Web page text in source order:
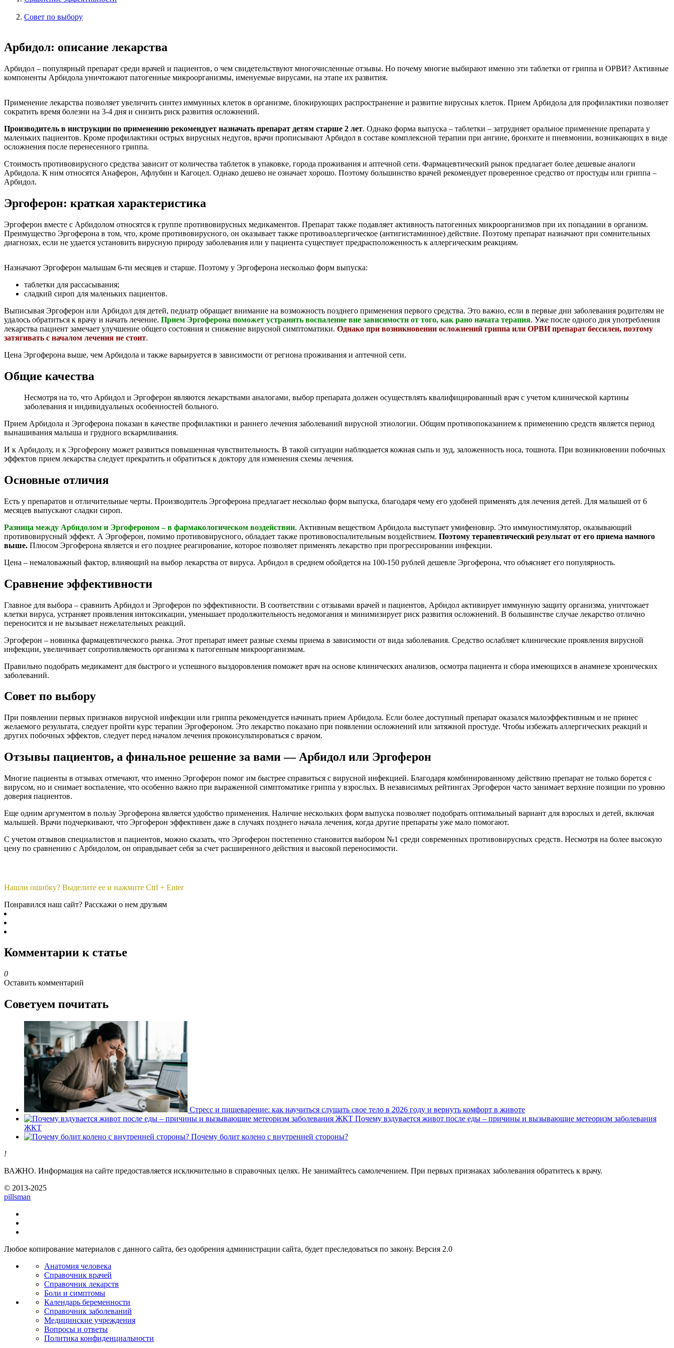
Совет по выбору
Арбидол: описание лекарства
Арбидол – популярный препарат среди врачей и пациентов, о чем свидетельствуют многочисленные отзывы. Но почему многие выбирают именно эти таблетки от гриппа и ОРВИ? Активные
компоненты Арбидола уничтожают патогенные микроорганизмы, именуемые вирусами, на этапе их развития.
Применение лекарства позволяет увеличить синтез иммунных клеток в организме, блокирующих распространение и развитие вирусных клеток. Прием Арбидола для профилактики позволяет
сократить время болезни на 3-4 дня и снизить риск развития осложнений.
Производитель в инструкции по применению рекомендует назначать препарат детям старше 2 лет. Однако форма выпуска – таблетки – затрудняет оральное применение препарата у
маленьких пациентов. Кроме профилактики острых вирусных недугов, врачи прописывают Арбидол в составе комплексной терапии при ангине, бронхите и пневмонии, возникающих в виде
осложнения после перенесенного гриппа.
Стоимость противовирусного средства зависит от количества таблеток в упаковке, города проживания и аптечной сети. Фармацевтический рынок предлагает более дешевые аналоги
Арбидола. К ним относятся Анаферон, Афлубин и Кагоцел. Однако дешево не означает хорошо. Поэтому большинство врачей рекомендует проверенное средство от простуды или гриппа –
Арбидол.
Эргоферон: краткая характеристика
Эргоферон вместе с Арбидолом относятся к группе противовирусных медикаментов. Препарат также подавляет активность патогенных микроорганизмов при их попадании в организм.
Преимущество Эргоферона в том, что, кроме противовирусного, он оказывает также противоаллергическое (антигистаминное) действие. Поэтому препарат назначают при сомнительных
диагнозах, если не удается установить вирусную природу заболевания или у пациента существует предрасположенность к аллергическим реакциям.
Назначают Эргоферон малышам 6-ти месяцев и старше. Поэтому у Эргоферона несколько форм выпуска:
таблетки для рассасывания;
сладкий сироп для маленьких пациентов.
Выписывая Эргоферон или Арбидол для детей, педиатр обращает внимание на возможность позднего применения первого средства. Это важно, если в первые дни заболевания родителям не
удалось обратиться к врачу и начать лечение. Прием Эргоферона поможет устранить воспаление вне зависимости от того, как рано начата терапия. Уже после одного дня употребления
лекарства пациент замечает улучшение общего состояния и снижение вирусной симптоматики. Однако при возникновении осложнений гриппа или ОРВИ препарат бессилен, поэтому
затягивать с началом лечения не стоит.
Цена Эргоферона выше, чем Арбидола и также варьируется в зависимости от региона проживания и аптечной сети.
Общие качества
Несмотря на то, что Арбидол и Эргоферон являются лекарствами аналогами, выбор препарата должен осуществлять квалифицированный врач с учетом клинической картины
заболевания и индивидуальных особенностей больного.
Прием Арбидола и Эргоферона показан в качестве профилактики и раннего лечения заболеваний вирусной этиологии. Общим противопоказанием к применению средств является период
вынашивания малыша и грудного вскармливания.
И к Арбидолу, и к Эргоферону может развиться повышенная чувствительность. В такой ситуации наблюдается кожная сыпь и зуд, заложенность носа, тошнота. При возникновении побочных
эффектов прием лекарства следует прекратить и обратиться к доктору для изменения схемы лечения.
Основные отличия
Есть у препаратов и отличительные черты. Производитель Эргоферона предлагает несколько форм выпуска, благодаря чему его удобней применять для лечения детей. Для малышей от 6
месяцев выпускают сладки сироп.
Разница между Арбидолом и Эргофероном – в фармакологическом воздействии. Активным веществом Арбидола выступает умифеновир. Это иммуностимулятор, оказывающий
противовирусный эффект. А Эргоферон, помимо противовирусного, обладает также противовоспалительным воздействием. Поэтому терапевтический результат от его приема намного
выше. Плюсом Эргоферона является и его позднее реагирование, которое позволяет применять лекарство при прогрессировании инфекции.
Цена – немаловажный фактор, влияющий на выбор лекарства от вируса. Арбидол в среднем обойдется на 100-150 рублей дешевле Эргоферона, что объясняет его популярность.
Сравнение эффективности
Главное для выбора – сравнить Арбидол и Эргоферон по эффективности. В соответствии с отзывами врачей и пациентов, Арбидол активирует иммунную защиту организма, уничтожает
клетки вируса, устраняет проявления интоксикации, уменьшает продолжительность недомогания и минимизирует риск развития осложнений. В большинстве случае лекарство отлично
переносится и не вызывает нежелательных реакций.
Эргоферон – новинка фармацевтического рынка. Этот препарат имеет разные схемы приема в зависимости от вида заболевания. Средство ослабляет клинические проявления вирусной
инфекции, увеличивает сопротивляемость организма к патогенным микроорганизмам.
Правильно подобрать медикамент для быстрого и успешного выздоровления поможет врач на основе клинических анализов, осмотра пациента и сбора имеющихся в анамнезе хронических
заболеваний.
Совет по выбору
При появлении первых признаков вирусной инфекции или гриппа рекомендуется начинать прием Арбидола. Если более доступный препарат оказался малоэффективным и не принес
желаемого результата, следует пройти курс терапии Эргофероном. Это лекарство показано при появлении осложнений или затяжной простуде. Чтобы избежать аллергических реакций и
других побочных эффектов, следует перед началом лечения проконсультироваться с врачом.
Отзывы пациентов, а финальное решение за вами — Арбидол или Эргоферон
Многие пациенты в отзывах отмечают, что именно Эргоферон помог им быстрее справиться с вирусной инфекцией. Благодаря комбинированному действию препарат не только борется с
вирусом, но и снимает воспаление, что особенно важно при выраженной симптоматике гриппа у взрослых. В независимых рейтингах Эргоферон часто занимает верхние позиции по уровню
доверия пациентов.
Еще одним аргументом в пользу Эргоферона является удобство применения. Наличие нескольких форм выпуска позволяет подобрать оптимальный вариант для взрослых и детей, включая
малышей. Врачи подчеркивают, что Эргоферон эффективен даже в случаях позднего начала лечения, когда другие препараты уже мало помогают.
С учетом отзывов специалистов и пациентов, можно сказать, что Эргоферон постепенно становится выбором №1 среди современных противовирусных средств. Несмотря на более высокую
цену по сравнению с Арбидолом, он оправдывает себя за счет расширенного действия и высокой переносимости.
Нашли ошибку? Выделите ее и нажмите Ctrl + Enter
Понравился наш сайт? Расскажи о нем друзьям
Комментарии к статье
0
Оставить комментарий
Советуем почитать
Стресс и пищеварение: как научиться слушать свое тело в 2026 году и вернуть комфорт в животе
Почему вздувается живот после еды – причины и вызывающие метеоризм заболевания
ЖКТ
Почему болит колено с внутренней стороны?
!
ВАЖНО. Информация на сайте предоставляется исключительно в справочных целях. Не занимайтесь самолечением. При первых признаках заболевания обратитесь к врачу.
© 2013-2025
pillsman
Любое копирование материалов с данного сайта, без одобрения администрации сайта, будет преследоваться по закону. Версия 2.0
Анатомия человека
Справочник врачей
Справочник лекарств
Боли и симптомы
Календарь беременности
Справочник заболеваний
Медицинские учреждения
Вопросы и ответы
Политика конфиденциальности